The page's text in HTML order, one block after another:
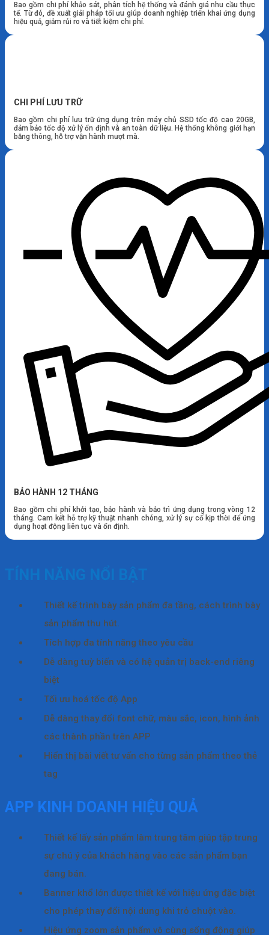
Bao gồm chi phí khảo sát, phân tích hệ thống và đánh giá nhu cầu thực
tế. Từ đó, đề xuất giải pháp tối ưu giúp doanh nghiệp triển khai ứng dụng
hiệu quả, giảm rủi ro và tiết kiệm chi phí.
CHI PHÍ LƯU TRỮ
Bao gồm chi phí lưu trữ ứng dụng trên máy chủ SSD tốc độ cao 20GB,
đảm bảo tốc độ xử lý ổn định và an toàn dữ liệu. Hệ thống không giới hạn
băng thông, hỗ trợ vận hành mượt mà.
BẢO HÀNH 12 THÁNG
Bao gồm chi phí khởi tạo, bảo hành và bảo trì ứng dụng trong vòng 12
tháng. Cam kết hỗ trợ kỹ thuật nhanh chóng, xử lý sự cố kịp thời để ứng
dụng hoạt động liên tục và ổn định.
TÍNH NĂNG NỔI BẬT
Thiết kế trình bày sản phẩm đa tầng, cách trình bày
sản phẩm thu hút.
Tích hợp đa tính năng theo yêu cầu
Dễ dàng tuỳ biến và có hệ quản trị back-end riêng
biệt
Tối ưu hoá tốc độ App
Dễ dàng thay đổi font chữ, màu sắc, icon, hình ảnh
các thành phần trên APP
Hiển thị bài viết tư vấn cho từng sản phẩm theo thẻ
tag
APP KINH DOANH HIỆU QUẢ
Thiết kế lấy sản phẩm làm trung tâm giúp tập trung
sự chú ý của khách hàng vào các sản phẩm bạn
đang bán.
Banner khổ lớn được thiết kế với hiệu ứng đặc biệt
cho phép thay đổi nội dung khi trỏ chuột vào.
Hiệu ứng zoom sản phẩm vô cùng sống động giúp